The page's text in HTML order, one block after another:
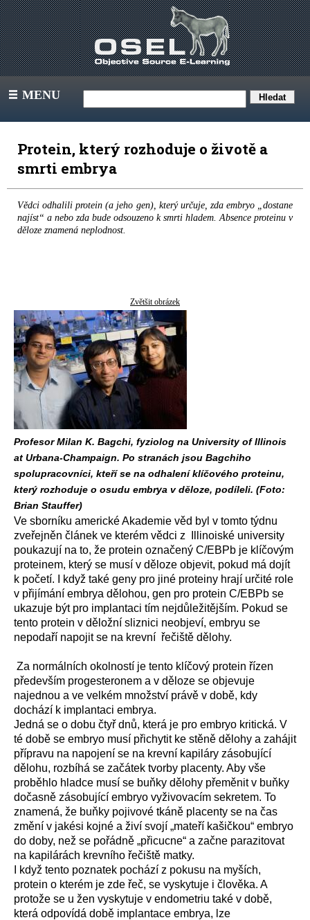
III MENU
Protein, který rozhoduje o životě a
smrti embrya
Vědci odhalili protein (a jeho gen), který určuje, zda embryo „dostane
najíst“ a nebo zda bude odsouzeno k smrti hladem. Absence proteinu v
děloze znamená neplodnost.
Zvětšit obrázek
Profesor Milan K. Bagchi, fyziolog na University of Illinois
at Urbana-Champaign. Po stranách jsou Bagchiho
spolupracovníci, kteří se na odhalení klíčového proteinu,
který rozhoduje o osudu embrya v děloze, podíleli. (Foto:
Brian Stauffer)
Ve sborníku americké Akademie věd byl v tomto týdnu
zveřejněn článek ve kterém vědci z Illinoiské university
poukazují na to, že protein označený C/EBPb je klíčovým
proteinem, který se musí v děloze objevit, pokud má dojít
k početí. I když také geny pro jiné proteiny hrají určité role
v přijímání embrya dělohou, gen pro protein C/EBPb se
ukazuje být pro implantaci tím nejdůležitějším. Pokud se
tento protein v děložní sliznici neobjeví, embryu se
nepodaří napojit se na krevní řečiště dělohy.
Za normálních okolností je tento klíčový protein řízen
především progesteronem a v děloze se objevuje
najednou a ve velkém množství právě v době, kdy
dochází k implantaci embrya.
Jedná se o dobu čtyř dnů, která je pro embryo kritická. V
té době se embryo musí přichytit ke stěně dělohy a zahájit
přípravu na napojení se na krevní kapiláry zásobující
dělohu, rozbíhá se začátek tvorby placenty. Aby vše
proběhlo hladce musí se buňky dělohy přeměnit v buňky
dočasně zásobující embryo vyživovacím sekretem. To
znamená, že buňky pojivové tkáně placenty se na čas
změní v jakési kojné a živí svojí „mateří kašičkou“ embryo
do doby, než se pořádně „přicucne“ a začne parazitovat
na kapilárách krevního řečiště matky.
I když tento poznatek pochází z pokusu na myších,
protein o kterém je zde řeč, se vyskytuje i člověka. A
protože se u žen vyskytuje v endometriu také v době,
která odpovídá době implantace embrya, lze